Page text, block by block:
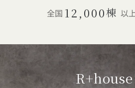
全国 12,000棟 以
R+house